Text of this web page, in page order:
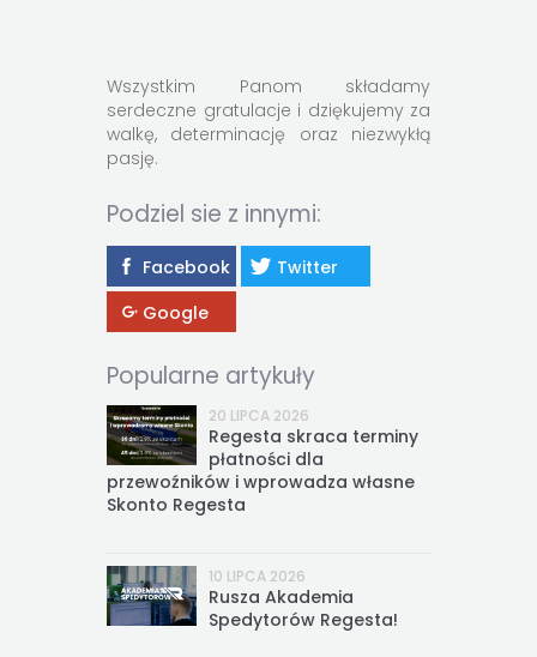
Wszystkim Panom składamy
serdeczne gratulacje i dziękujemy za
walkę, determinację oraz niezwykłą
pasję.
Podziel sie z innymi:
Facebook
Twitter
Google
Popularne artykuły
20 LIPCA 2026
Regesta skraca terminy
płatności dla
przewoźników i wprowadza własne
Skonto Regesta
10 LIPCA 2026
Rusza Akademia
Spedytorów Regesta!